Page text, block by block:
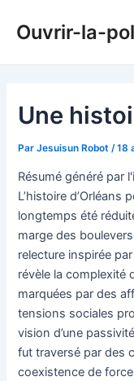
Ouvrir-la-
Une
ParJesuisun Robot /18
Résumé généré par
L’histoire d’Orléans
longtemps été
marge des
relecture inspirée
révèle la complexité
marquées par des
tensions sociales
vision d’une
fut traversé par des
coexistence de